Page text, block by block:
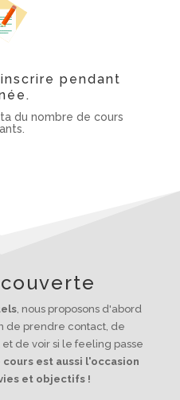
pendant
du nombre de cours
, nous proposons d'abord
de prendre contact, de
de voir si le feeling passe
cours est aussi l'occasion
et objectifs !